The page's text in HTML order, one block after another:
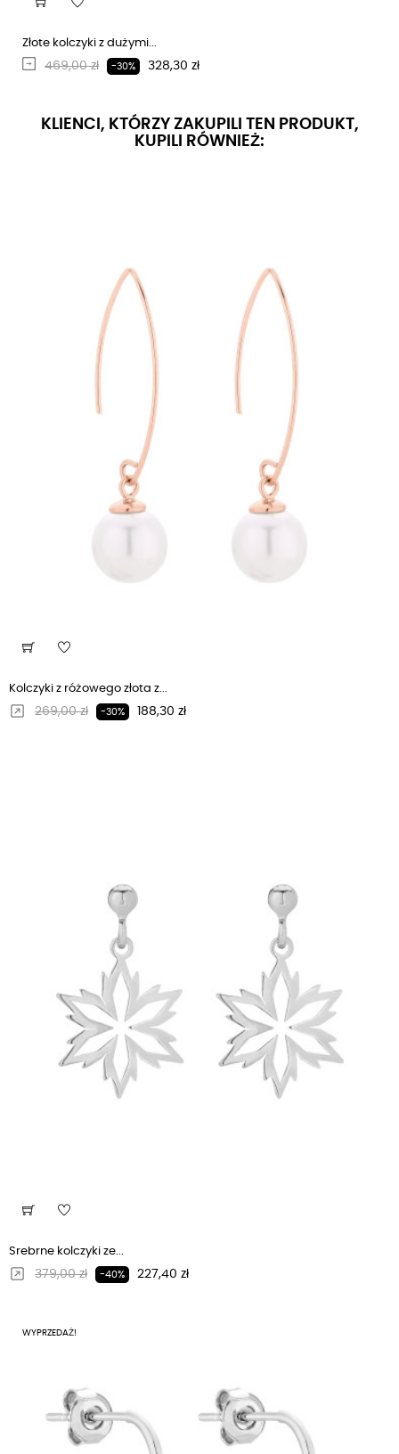
Złote kolczyki z dużymi...
Regularna cena
469,00 zł -30% Cena
328,30 zł
KLIENCI, KTÓRZY ZAKUPILI TEN PRODUKT,
KUPILI RÓWNIEŻ:
Kolczyki z różowego złota z...
Regularna cena
269,00 zł -30% Cena
188,30 zł
Srebrne kolczyki ze...
Regularna cena
379,00 zł -40% Cena
227,40 zł
WYPRZEDAŻ!